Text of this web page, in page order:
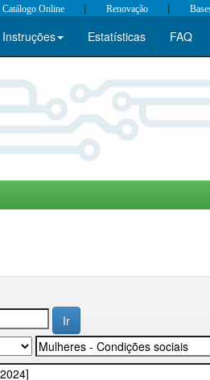
Catálogo Online | Renovação |
Instruções Estatísticas FAQ